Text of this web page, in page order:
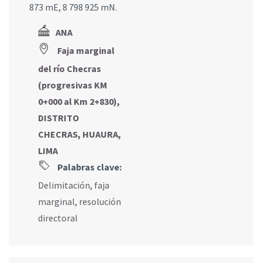
873 mE, 8 798 925 mN.
ANA
Faja marginal
del río Checras
(progresivas KM
0+000 al Km 2+830),
DISTRITO
CHECRAS, HUAURA,
LIMA
Palabras clave:
Delimitación, faja
marginal, resolución
directoral